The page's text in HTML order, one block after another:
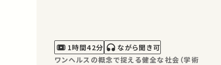
1時間42分
ながら聞き可
ワンヘルスの概念で捉える健全な社会（学術